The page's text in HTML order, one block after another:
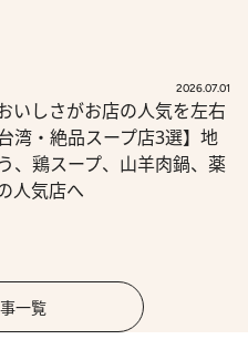
2026.07.01
いしさがお店の人気を左右
湾・絶品スープ店3選】地
、鶏スープ、山羊肉鍋、薬
人気店へ
一覧